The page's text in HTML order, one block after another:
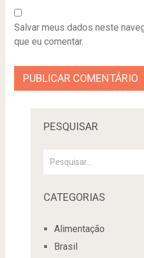
Salvar meus dados neste
que eu comentar.
PESQUISAR
CATEGORIAS
Alimentação
Brasil